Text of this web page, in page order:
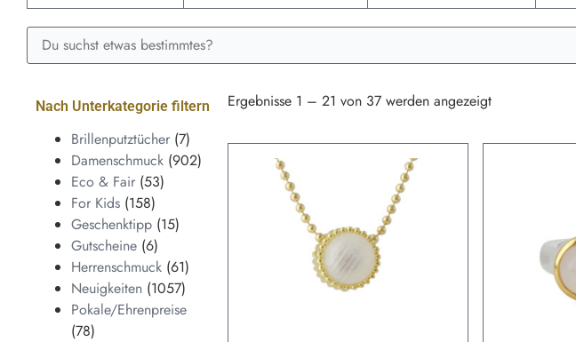
Nach Unterkategorie filtern
Brillenputztücher (7)
Damenschmuck (902)
Eco & Fair (53)
For Kids (158)
Geschenktipp (15)
Gutscheine (6)
Herrenschmuck (61)
Neuigkeiten (1057)
Pokale/Ehrenpreise
(78)
Ergebnisse 1 – 21 von 37 werden angezeigt